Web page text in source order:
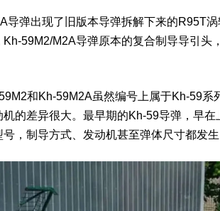
导弹出现了旧版本导弹拆解下来的R95T
59M2/M2A导弹原本的复合制导导引头
和Kh-59M2A虽然编号上属于Kh-59系
的差异很大。最早期的Kh-59导弹，早
，制导方式、发动机甚至弹体尺寸都发生